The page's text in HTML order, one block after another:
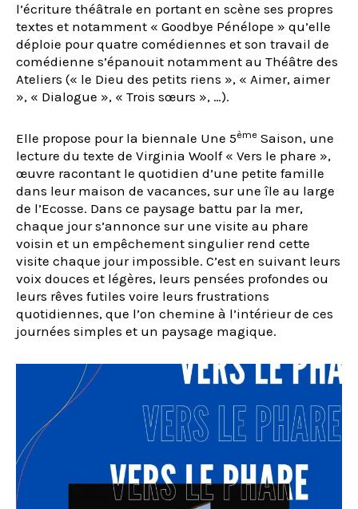
l’écriture théâtrale en portant en scène ses propres
textes et notamment « Goodbye Pénélope » qu’elle
déploie pour quatre comédiennes et son travail de
comédienne s’épanouit notamment au Théâtre des
Ateliers (« le Dieu des petits riens », « Aimer, aimer
», « Dialogue », « Trois sœurs », …).
Elle propose pour la biennale Une 5ème Saison, une
lecture du texte de Virginia Woolf « Vers le phare »,
œuvre racontant le quotidien d’une petite famille
dans leur maison de vacances, sur une île au large
de l’Ecosse. Dans ce paysage battu par la mer,
chaque jour s’annonce sur une visite au phare
voisin et un empêchement singulier rend cette
visite chaque jour impossible. C’est en suivant leurs
voix douces et légères, leurs pensées profondes ou
leurs rêves futiles voire leurs frustrations
quotidiennes, que l’on chemine à l’intérieur de ces
journées simples et un paysage magique.